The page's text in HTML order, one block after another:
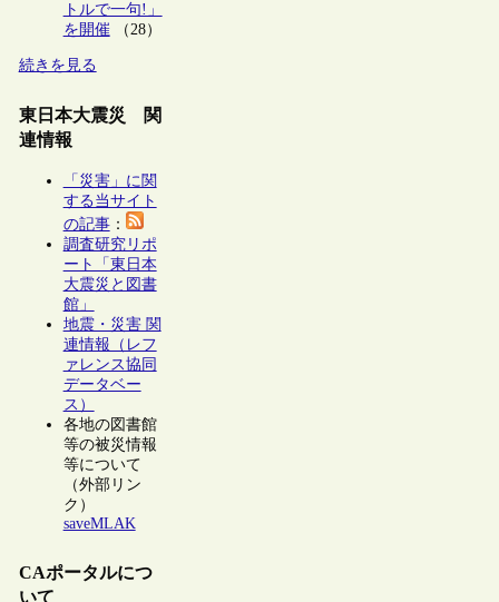
トルで一句!」
を開催（28）
続きを見る
東日本大震災 関
連情報
「災害」に関
する当サイト
の記事：
調査研究リポ
ート「東日本
大震災と図書
館」
地震・災害 関
連情報（レフ
ァレンス協同
データベー
ス）
各地の図書館
等の被災情報
等について
（外部リン
ク）
saveMLAK
CAポータルにつ
いて